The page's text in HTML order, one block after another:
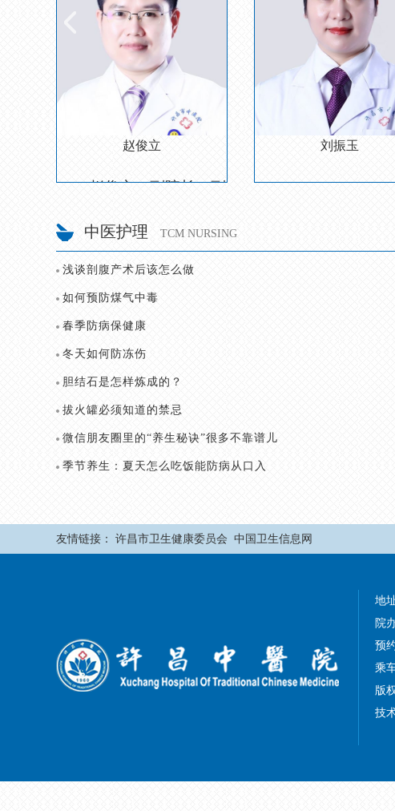
，中共党员，现任许昌中医院党委书记、院长，许昌市
赵俊立
赵俊立，副院长，副主任医师，河南省青联委员
刘振玉
刘振玉，女，主任医师，
坐诊时间：每周一、二
中医护理 TCM NURSING
浅谈剖腹产术后该怎么做
如何预防煤气中毒
春季防病保健康
冬天如何防冻伤
胆结石是怎样炼成的？
拔火罐必须知道的禁忌
微信朋友圈里的“养生秘诀”很多不靠谱儿
季节养生：夏天怎么吃饭能防病从口入
友情链接： 许昌市卫生健康委员会 中国卫生信息网
地
院
预
乘
版
技